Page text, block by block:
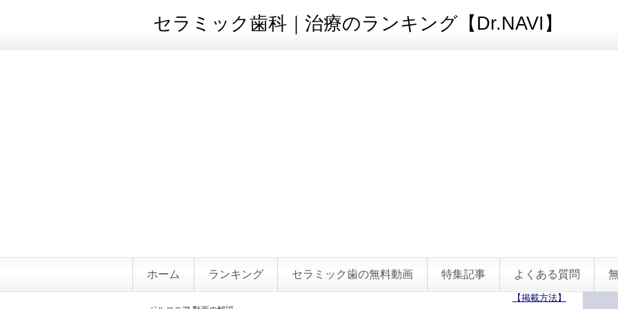
セラミック歯科｜治療のランキング【Dr.NAVI】
ホーム ランキング セラミック歯の無料動画 特集記事 よくある質問
【掲載方法】